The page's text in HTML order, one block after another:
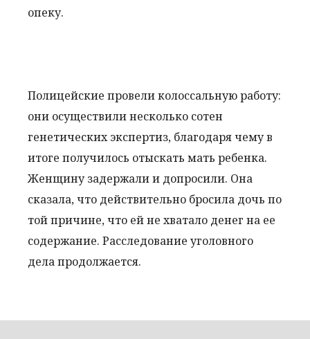
опеку.
Полицейские провели колоссальную работу:
они осуществили несколько сотен
генетических экспертиз, благодаря чему в
итоге получилось отыскать мать ребенка.
Женщину задержали и допросили. Она
сказала, что действительно бросила дочь по
той причине, что ей не хватало денег на ее
содержание. Расследование уголовного
дела продолжается.